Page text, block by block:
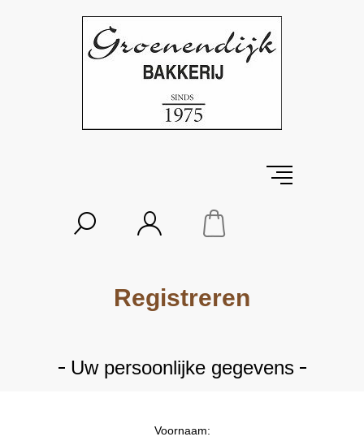
Registreren
Uw persoonlijke gegevens
Voornaam: